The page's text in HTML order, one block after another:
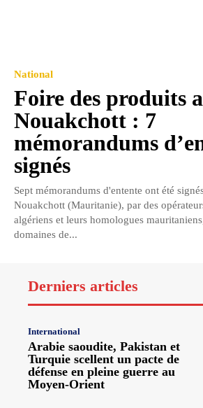
National
Foire des produits
Nouakchott : 7
mémorandums
signés
Sept mémorandums d'entente ont été
Nouakchott (Mauritanie), par des
algériens et leurs homologues
domaines de...
Derniers articles
International
Arabie saoudite, Pakistan et
Turquie scellent un pacte de
défense en pleine guerre au
Moyen-Orient